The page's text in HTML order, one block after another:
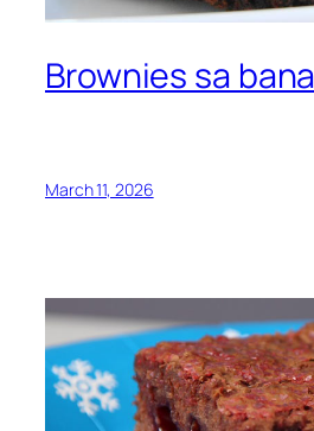
Brownies sa
March 11, 2026